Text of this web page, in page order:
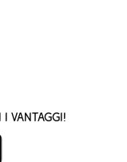
vantaggi!